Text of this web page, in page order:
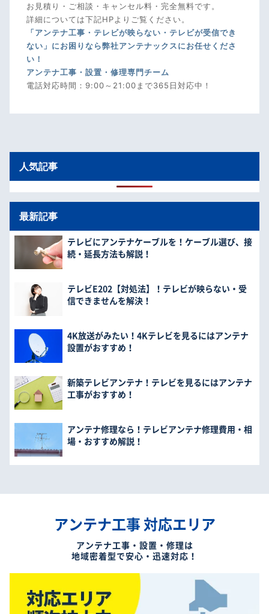
お見積り・ご相談・キャンセル料・完全無料です。
詳細については下記HPよりご覧ください。
「アンテナ工事・テレビが映らない・テレビが受信でき
ない」にお困りなら弊社アンテナックスにお任せくださ
い！
アンテナ工事・設置・修理専門チーム
電話対応時間：9:00～21:00まで365日対応中！
人気記事
最新記事
テレビにアンテナケーブルを！ケーブル選び、接
続・延長方法も解説！
テレビE202【対処法】！テレビが映らない・受
信できませんを解決！
4K放送がみたい！4Kテレビを見るにはアンテナ
設置がおすすめ！
新築テレビアンテナ！テレビを見るにはアンテナ
工事がおすすめ！
アンテナ修理なら！テレビアンテナ修理費用・相
場・おすすめ解説！
アンテナ工事 対応エリア
アンテナ工事・設置・修理は
地域密着型で安心・迅速対応！